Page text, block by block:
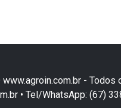
-
• Tel/WhatsApp: (67)